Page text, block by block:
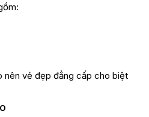
nên vẻ đẹp đẳng cấp cho biệt